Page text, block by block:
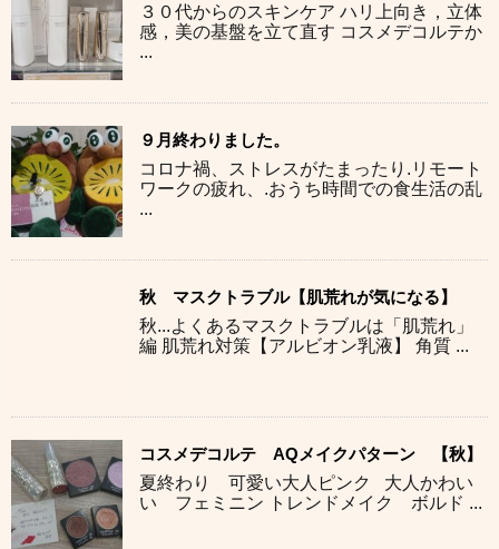
３０代からのスキンケア ハリ上向き，立体
感，美の基盤を立て直す コスメデコルテか
...
９月終わりました。
コロナ禍、ストレスがたまったり.リモート
ワークの疲れ、.おうち時間での食生活の乱
...
秋 マスクトラブル【肌荒れが気になる】
秋...よくあるマスクトラブルは「肌荒れ」
編 肌荒れ対策【アルビオン乳液】 角質 ...
コスメデコルテ AQメイクパターン 【秋】
夏終わり 可愛い大人ピンク 大人かわい
い フェミニン トレンドメイク ボルド ...